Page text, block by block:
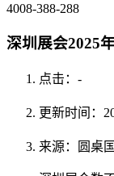
4008-388-288
深圳展会2025
点击： -
更新时间：
来源：圆桌